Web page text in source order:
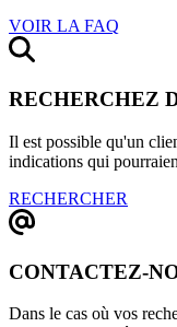
VOIR LA FAQ
RECHERCHEZ
Il est possible qu'un
indications qui
RECHERCHER
CONTACTEZ-
Dans le cas où vos